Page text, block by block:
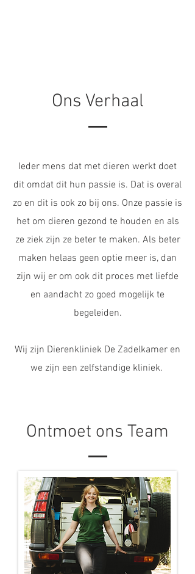
Ons Verhaal
Ieder mens dat met dieren werkt doet
dit omdat dit hun passie is. Dat is overal
zo en dit is ook zo bij ons. Onze passie is
het om dieren gezond te houden en als
ze ziek zijn ze beter te maken. Als beter
maken helaas geen optie meer is, dan
zijn wij er om ook dit proces met liefde
en aandacht zo goed mogelijk te
begeleiden.
Wij zijn Dierenkliniek De Zadelkamer en
we zijn een zelfstandige kliniek.
Ontmoet ons Team